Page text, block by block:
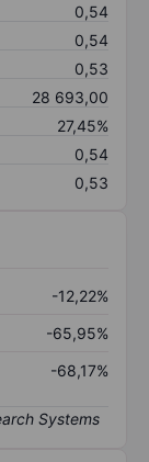
0,54
0,54
0,53
28 693,00
27,45%
0,54
0,53
-12,22%
-65,95%
-68,17%